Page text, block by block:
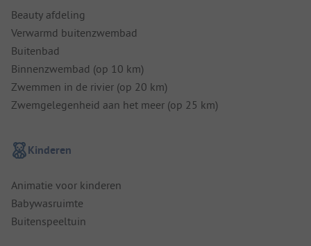
Beauty afdeling
Verwarmd buitenzwembad
Buitenbad
Binnenzwembad (op 10 km)
Zwemmen in de rivier (op 20 km)
Zwemgelegenheid aan het meer (op 25 km)
Kinderen
Animatie voor kinderen
Babywasruimte
Buitenspeeltuin